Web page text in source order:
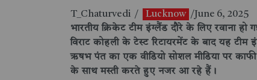
T_Chaturvedi / Lucknow /June 6, 2025
भारतीय क्रिकेट टीम इंग्लैंड दौरे के लिए रवाना
विराट कोहली के टेस्ट रिटायरमेंट के बाद यह
ऋषभ पंत का एक वीडियो सोशल मीडिया पर
के साथ मस्ती करते हुए नजर आ रहे हैं।